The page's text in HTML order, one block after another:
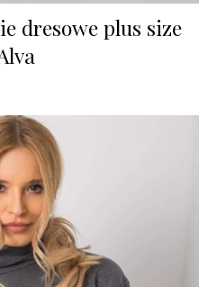
dresowe plus size